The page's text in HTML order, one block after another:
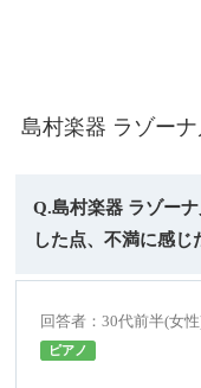
島村楽器 ラゾー
Q.島村楽器 ラゾー
した点、不満に感じ
回答者：30代前半(女
ピアノ